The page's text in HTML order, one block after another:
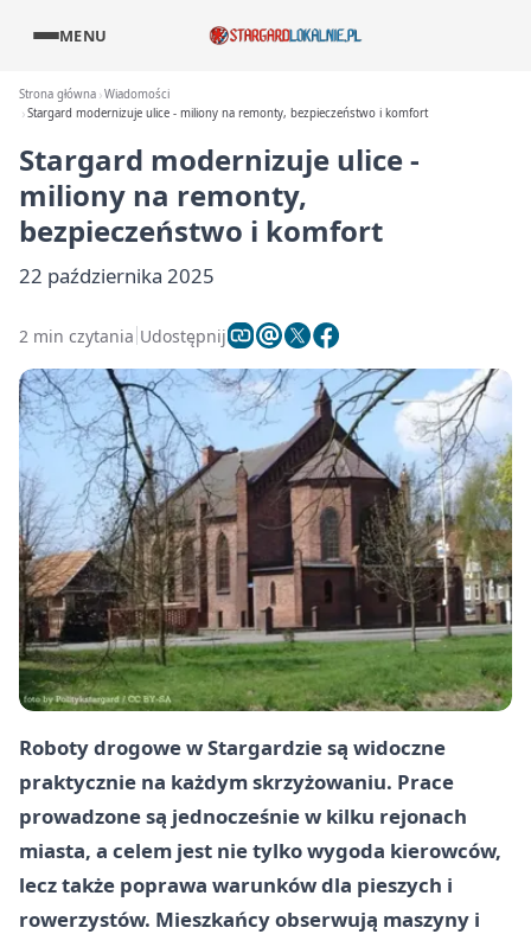
MENU
Strona główna Wiadomości
Stargard modernizuje ulice - miliony na remonty, bezpieczeństwo i komfort
Stargard modernizuje ulice -
miliony na remonty,
bezpieczeństwo i komfort
22 października 2025
2 min czytania Udostępnij
Roboty drogowe w Stargardzie są widoczne
praktycznie na każdym skrzyżowaniu. Prace
prowadzone są jednocześnie w kilku rejonach
miasta, a celem jest nie tylko wygoda kierowców,
lecz także poprawa warunków dla pieszych i
rowerzystów. Mieszkańcy obserwują maszyny i